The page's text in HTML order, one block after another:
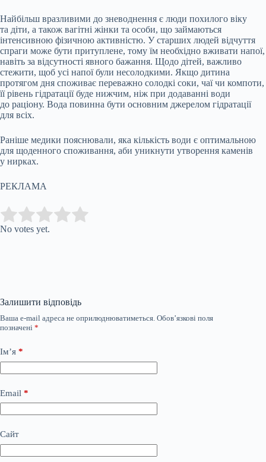
Найбільш вразливими до зневоднення є люди похилого віку
та діти, а також вагітні жінки та особи, що займаються
інтенсивною фізичною активністю. У старших людей відчуття
спраги може бути притуплене, тому їм необхідно вживати напої,
навіть за відсутності явного бажання. Щодо дітей, важливо
стежити, щоб усі напої були несолодкими. Якщо дитина
протягом дня споживає переважно солодкі соки, чаї чи компоти,
її рівень гідратації буде нижчим, ніж при додаванні води
до раціону. Вода повинна бути основним джерелом гідратації
для всіх.
Раніше медики пояснювали, яка кількість води є оптимальною
для щоденного споживання, аби уникнути утворення каменів
у нирках.
РЕКЛАМА
Rate this item:
No votes yet.
Залишити відповідь
Ваша e-mail адреса не оприлюднюватиметься. Обов’язкові поля
позначені *
Ім’я *
Email *
Сайт